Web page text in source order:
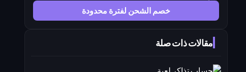
خصم الشحن لفترة محدودة
مقالات ذات صلة